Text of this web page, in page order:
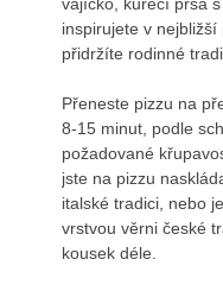
inspirujete v
přidržíte rodinné
Přeneste pizzu na
8-15 minut, podle
požadované
jste na pizzu
italské tradici, nebo
vrstvou věrni české
kousek déle.